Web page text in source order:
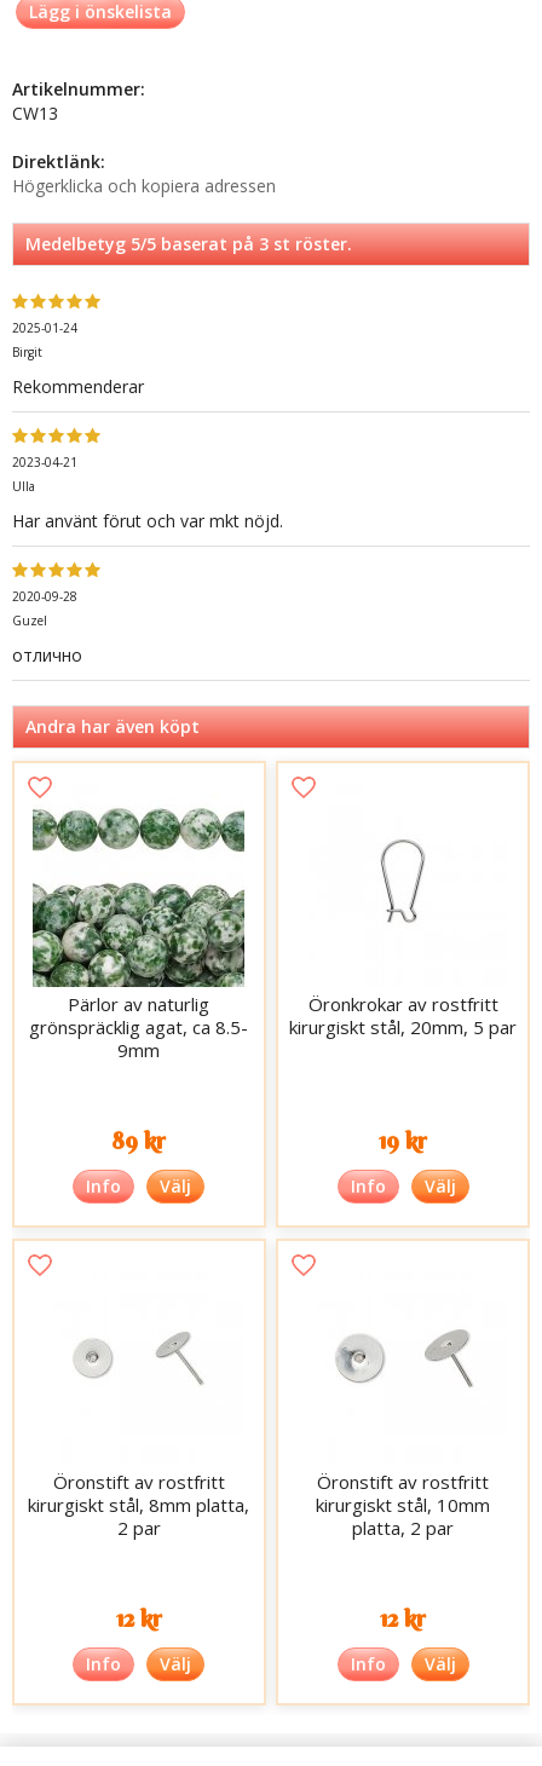
Lägg i önskelista
Artikelnummer:
CW13
Direktlänk:
Högerklicka och kopiera adressen
Medelbetyg5/5 baserat på3st röster.
2025-01-24
Birgit
Rekommenderar
2023-04-21
Ulla
Har använt förut och var mkt nöjd.
2020-09-28
Guzel
отлично
Andra har även köpt
Pärlor av naturlig
grönspräcklig agat, ca 8.5-
9mm
89 kr
Info Välj
Öronkrokar av rostfritt
kirurgiskt stål, 20mm, 5 par
19 kr
Info Välj
Öronstift av rostfritt
kirurgiskt stål, 8mm platta,
2 par
12 kr
Info Välj
Öronstift av rostfritt
kirurgiskt stål, 10mm
platta, 2 par
12 kr
Info Välj